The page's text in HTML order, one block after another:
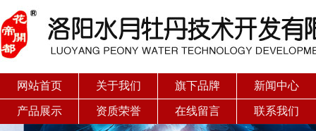
网站首页 关于我们 旗下品牌 新闻中心
产品展示 资质荣誉 在线留言 联系我们